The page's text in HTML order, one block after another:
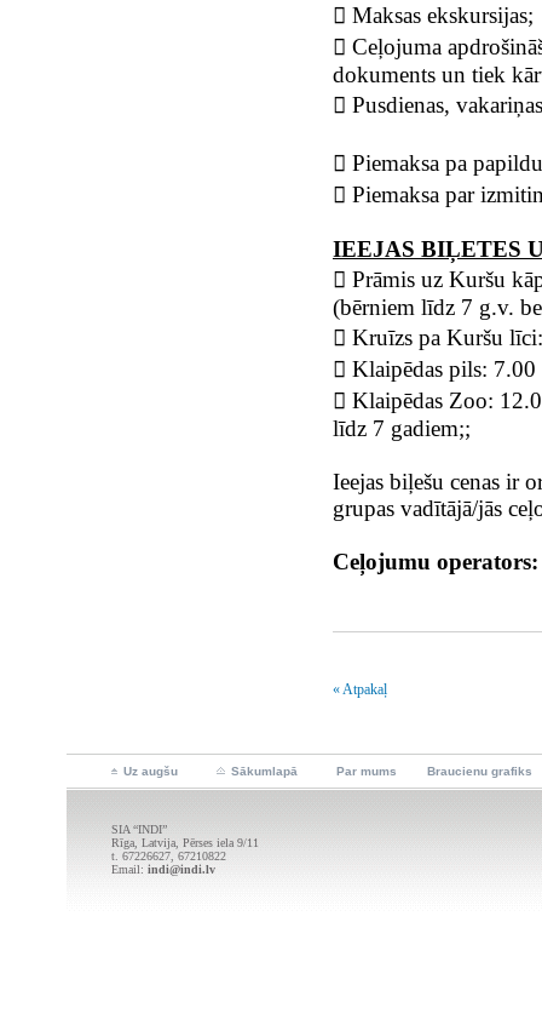
 Maksas ekskursijas;
 Ceļojuma
dokuments un tiek
 Pusdienas,
 Piemaksa pa
 Piemaksa par
IEEJAS BIĻETES
 Prāmis uz Kuršu
(bērniem līdz 7 g.v.
 Kruīzs pa Kuršu
 Klaipēdas pils:
 Klaipēdas Zoo:
līdz 7 gadiem;;
Ieejas biļešu cenas ir
grupas vadītājā/jās
Ceļojumu
« Atpakaļ
Uz augšu Sākumlapā Par mums Braucienu grafiks
SIA “INDI”
Rīga, Latvija, Pērses iela 9/11
t. 67226627, 67210822
Email: indi@indi.lv